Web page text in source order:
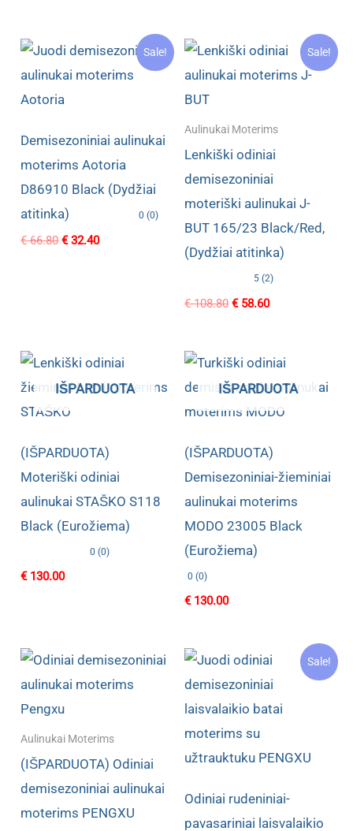
€ 46.80.
Sale!
Demisezoniniai aulinukai
moterims Aotoria
D86910 Black (Dydžiai
atitinka)
0 (0)
€66.80 Original
€32.40Current
Sale!
Aulinukai Moterims
Lenkiški odiniai
demisezoniniai
moteriški aulinukai J-
BUT 165/23 Black/Red,
(Dydžiai atitinka)
5 (2)
€108.80 Original
€58.60Current
IŠPARDUOTA
(IŠPARDUOTA)
Moteriški odiniai
aulinukai STAŠKO S118
Black (Eurožiema)
0 (0)
€130.00
IŠPARDUOTA
(IŠPARDUOTA)
Demisezoniniai-žieminiai
aulinukai moterims
MODO 23005 Black
(Eurožiema)
0 (0)
€130.00
Aulinukai Moterims
(IŠPARDUOTA) Odiniai
demisezoniniai aulinukai
moterims PENGXU
Sale!
Odiniai rudeniniai-
pavasariniai laisvalaikio